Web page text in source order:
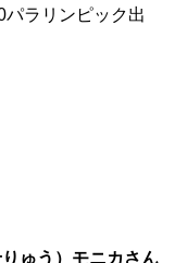
パラリンピック出
ゅう）モニカさん